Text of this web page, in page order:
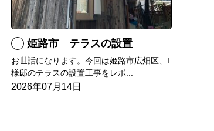
姫路市 テラスの設置
お世話になります。今回は姫路市広畑区、I
様邸のテラスの設置工事をレポ...
2026年07月14日